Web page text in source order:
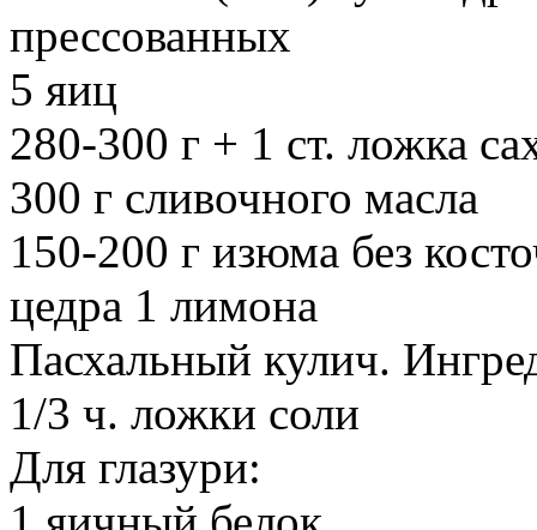
прессованных
5 яиц
280-300 г + 1 ст. ложка
300 г сливочного масла
150-200 г изюма без
цедра 1 лимона
Пасхальный кулич.
1/3 ч. ложки соли
Для глазури: